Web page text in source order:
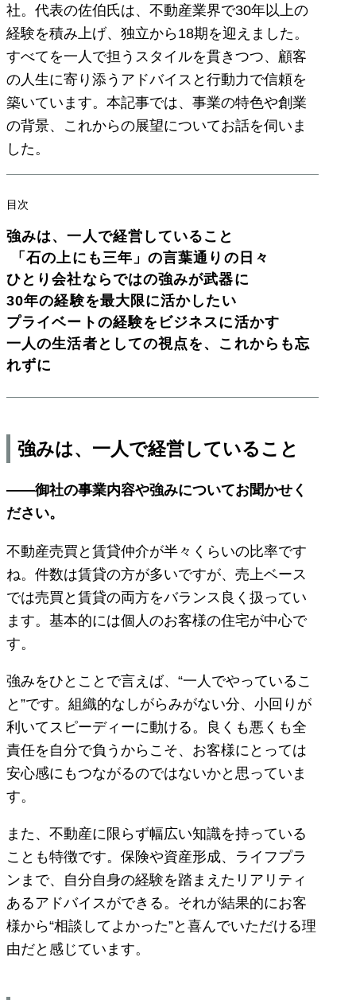
社。代表の佐伯氏は、不動産業界で30年以上の
経験を積み上げ、独立から18期を迎えました。
すべてを一人で担うスタイルを貫きつつ、顧客
の人生に寄り添うアドバイスと行動力で信頼を
築いています。本記事では、事業の特色や創業
の背景、これからの展望についてお話を伺いま
した。
目次
強みは、一人で経営していること
「石の上にも三年」の言葉通りの日々
ひとり会社ならではの強みが武器に
30年の経験を最大限に活かしたい
プライベートの経験をビジネスに活かす
一人の生活者としての視点を、これからも忘
れずに
強みは、一人で経営していること
——御社の事業内容や強みについてお聞かせく
ださい。
不動産売買と賃貸仲介が半々くらいの比率です
ね。件数は賃貸の方が多いですが、売上ベース
では売買と賃貸の両方をバランス良く扱ってい
ます。基本的には個人のお客様の住宅が中心で
す。
強みをひとことで言えば、“一人でやっているこ
と”です。組織的なしがらみがない分、小回りが
利いてスピーディーに動ける。良くも悪くも全
責任を自分で負うからこそ、お客様にとっては
安心感にもつながるのではないかと思っていま
す。
また、不動産に限らず幅広い知識を持っている
ことも特徴です。保険や資産形成、ライフプラ
ンまで、自分自身の経験を踏まえたリアリティ
あるアドバイスができる。それが結果的にお客
様から“相談してよかった”と喜んでいただける理
由だと感じています。